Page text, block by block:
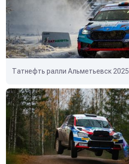
Татнефть ралли Альметьевск 2025